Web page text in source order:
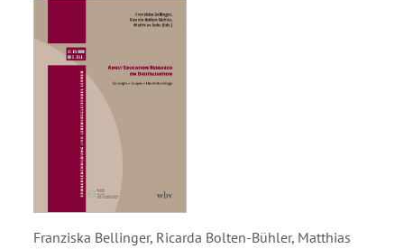
Franziska Bellinger, Ricarda Bolten-Bühler, Matthias